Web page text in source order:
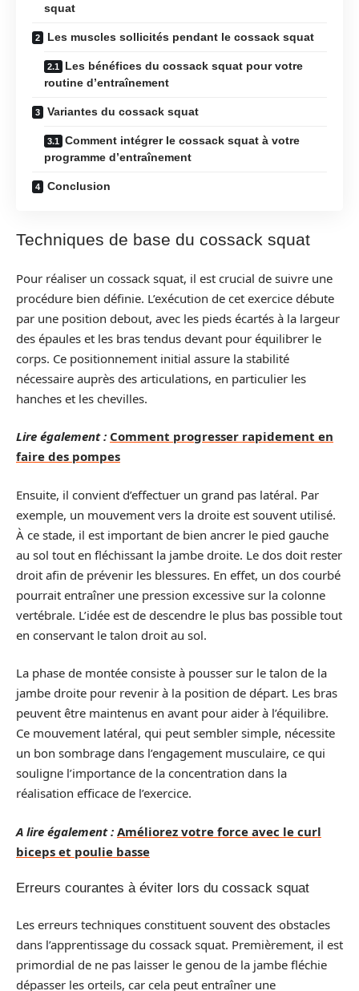
squat
Les muscles sollicités pendant le cossack squat
Les bénéfices du cossack squat pour votre
routine d’entraînement
Variantes du cossack squat
Comment intégrer le cossack squat à votre
programme d’entraînement
Conclusion
Techniques de base du cossack squat
Pour réaliser un cossack squat, il est crucial de suivre une
procédure bien définie. L’exécution de cet exercice débute
par une position debout, avec les pieds écartés à la largeur
des épaules et les bras tendus devant pour équilibrer le
corps. Ce positionnement initial assure la stabilité
nécessaire auprès des articulations, en particulier les
hanches et les chevilles.
Lire également : Comment progresser rapidement en
faire des pompes
Ensuite, il convient d’effectuer un grand pas latéral. Par
exemple, un mouvement vers la droite est souvent utilisé.
À ce stade, il est important de bien ancrer le pied gauche
au sol tout en fléchissant la jambe droite. Le dos doit rester
droit afin de prévenir les blessures. En effet, un dos courbé
pourrait entraîner une pression excessive sur la colonne
vertébrale. L’idée est de descendre le plus bas possible tout
en conservant le talon droit au sol.
La phase de montée consiste à pousser sur le talon de la
jambe droite pour revenir à la position de départ. Les bras
peuvent être maintenus en avant pour aider à l’équilibre.
Ce mouvement latéral, qui peut sembler simple, nécessite
un bon sombrage dans l’engagement musculaire, ce qui
souligne l’importance de la concentration dans la
réalisation efficace de l’exercice.
A lire également : Améliorez votre force avec le curl
biceps et poulie basse
Erreurs courantes à éviter lors du cossack squat
Les erreurs techniques constituent souvent des obstacles
dans l’apprentissage du cossack squat. Premièrement, il est
primordial de ne pas laisser le genou de la jambe fléchie
dépasser les orteils, car cela peut entraîner une